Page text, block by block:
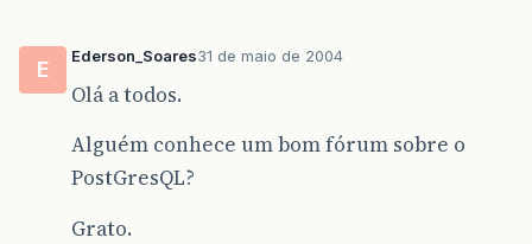
E
Ederson_Soares31 de maio de 2004
Olá a todos.
Alguém conhece um bom fórum sobre o
PostGresQL?
Grato.